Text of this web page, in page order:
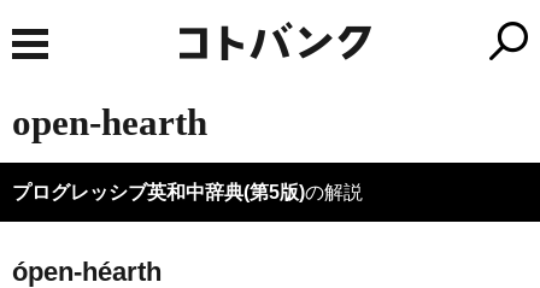
open-hearth
プログレッシブ英和中辞典(第5版)の解説
ópen-héarth